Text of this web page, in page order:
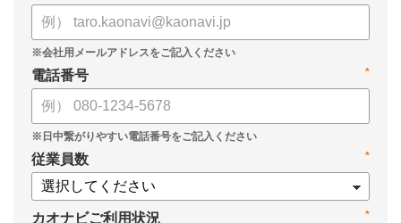
*
電話番号
*
従業員数
*
カオナビご利用状況